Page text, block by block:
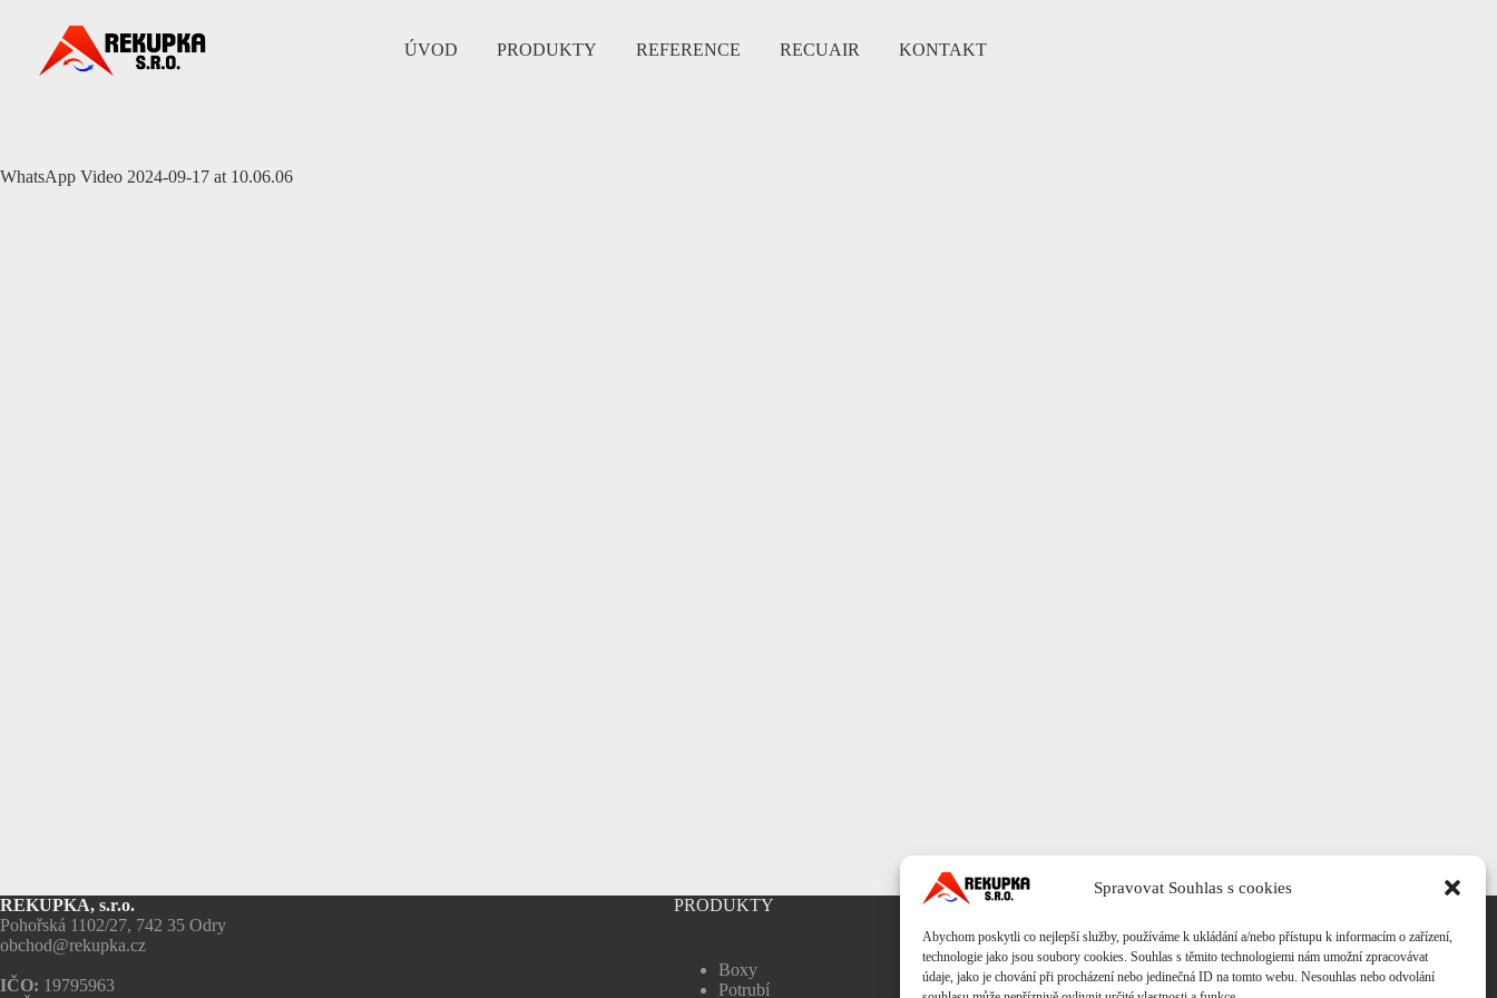
Spravovat Souhlas s cookies
Abychom poskytli co nejlepší služby, používáme k ukládání a/nebo přístupu k informacím o zařízení,
technologie jako jsou soubory cookies. Souhlas s těmito technologiemi nám umožní zpracovávat
údaje, jako je chování při procházení nebo jedinečná ID na tomto webu. Nesouhlas nebo odvolání
ÚVOD PRODUKTY REFERENCE RECUAIR KONTAKT
WhatsApp Video 2024-09-17 at 10.06.06
REKUPKA, s.r.o.
Pohořská 1102/27, 742 35 Odry
obchod@rekupka.cz
IČO: 19795963
PRODUKTY
Boxy
Potrubí